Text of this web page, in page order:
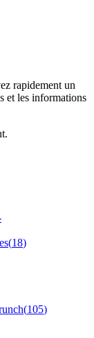
rapidement un
et les informations
(18)
(105)